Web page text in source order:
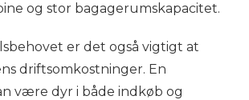
og stor bagagerumskapacitet.
er det også vigtigt at
driftsomkostninger. En
være dyr i både indkøb og